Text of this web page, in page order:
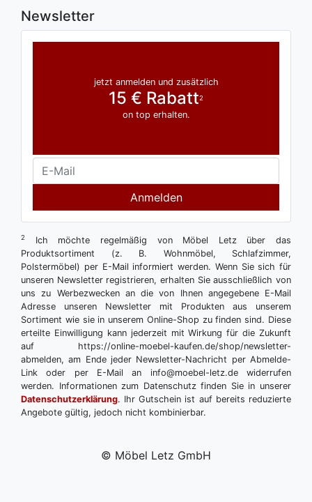
Newsletter
jetzt anmelden und zusätzlich
15 € Rabatt2
on top erhalten.
Anmelden
2
Ich möchte regelmäßig von Möbel Letz über das
Produktsortiment (z. B. Wohnmöbel, Schlafzimmer,
Polstermöbel) per E-Mail informiert werden. Wenn Sie sich für
unseren Newsletter registrieren, erhalten Sie ausschließlich von
uns zu Werbezwecken an die von Ihnen angegebene E-Mail
Adresse unseren Newsletter mit Produkten aus unserem
Sortiment wie sie in unserem Online-Shop zu finden sind. Diese
erteilte Einwilligung kann jederzeit mit Wirkung für die Zukunft
auf https://online-moebel-kaufen.de/shop/newsletter-
abmelden, am Ende jeder Newsletter-Nachricht per Abmelde-
Link oder per E-Mail an info@moebel-letz.de widerrufen
werden. Informationen zum Datenschutz finden Sie in unserer
Datenschutzerklärung. Ihr Gutschein ist auf bereits reduzierte
Angebote gültig, jedoch nicht kombinierbar.
© Möbel Letz GmbH